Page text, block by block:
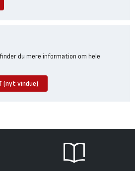
du mere information om hele
(nyt vindue)